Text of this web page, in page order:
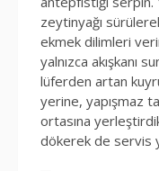
zeytinyağı
ekmek dilimleri
yalnızca akışkanı
lüferden artan
yerine, yapışmaz
ortasına
dökerek de servis